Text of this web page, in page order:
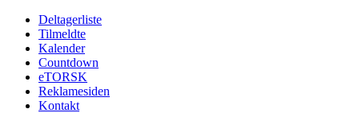
Deltagerliste
Tilmeldte
Kalender
Countdown
eTORSK
Reklamesiden
Kontakt